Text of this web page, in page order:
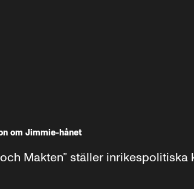
om Jimmie-hånet
Makten” ställer